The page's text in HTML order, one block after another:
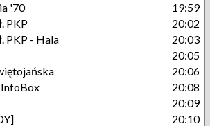
'70
19:59
PKP
20:02
PKP - Hala
20:03
20:05
20:06
20:08
20:09
20:10